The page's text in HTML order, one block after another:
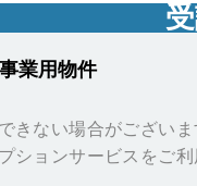
業用物件
きない場合がございま
ションサービスをご